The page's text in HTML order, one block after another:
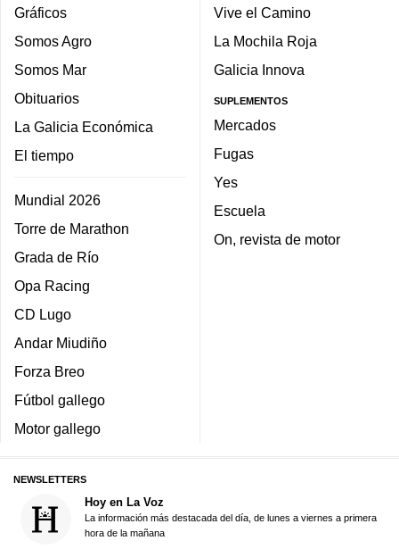
Gráficos
Somos Agro
Somos Mar
Obituarios
La Galicia Económica
El tiempo
Mundial 2026
Torre de Marathon
Grada de Río
Opa Racing
CD Lugo
Andar Miudiño
Forza Breo
Fútbol gallego
Motor gallego
Vive el Camino
La Mochila Roja
Galicia Innova
SUPLEMENTOS
Mercados
Fugas
Yes
Escuela
On, revista de motor
NEWSLETTERS
Hoy en La Voz
La información más destacada del día, de lunes a viernes a primera
hora de la mañana